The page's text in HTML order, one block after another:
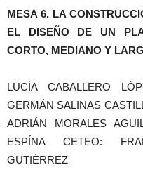
MESA 6. LA
EL DISEÑO DE UN
CORTO, MEDIANO Y
LUCÍA CABALLERO
GERMÁN SALINAS
ADRIÁN MORALES
ESPÍNA CETEO:
GUTIÉRREZ